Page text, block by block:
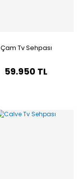
Çam Tv Sehpası
59.950 TL